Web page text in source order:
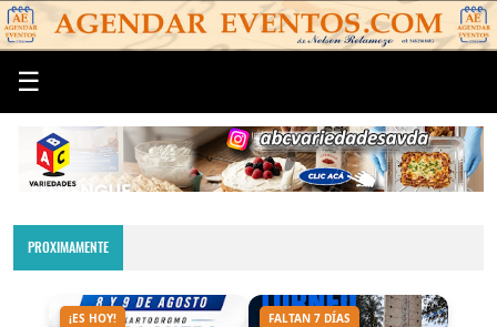
☰
PROXIMAMENTE
¡ES HOY! FALTAN 7 DÍAS